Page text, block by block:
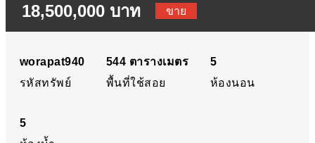
สายไหม พร้อมอยู่ ที่ตั้ง :
แขวงออเงิน เขตสายไหม
18,500,000 บาท ขาย
worapat940
รหัสทรัพย์
544 ตารางเมตร
พื้นที่ใช้สอย
5
ห้องนอน
5